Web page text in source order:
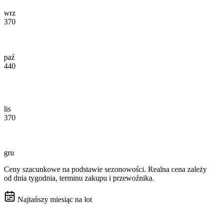
wrz
370
paź
440
lis
370
gru
Ceny szacunkowe na podstawie sezonowości. Realna cena zależy
od dnia tygodnia, terminu zakupu i przewoźnika.
Najtańszy miesiąc na lot